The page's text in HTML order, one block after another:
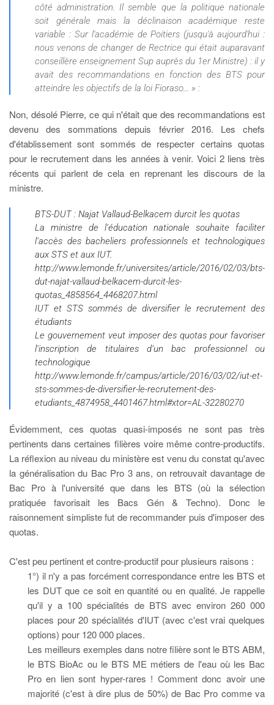
côté administration. Il semble que la politique nationale
soit générale mais la déclinaison académique reste
variable : Sur l'académie de Poitiers (jusqu'à aujourd'hui :
nous venons de changer de Rectrice qui était auparavant
conseillère enseignement Sup auprès du 1er Ministre) : il y
avait des recommandations en fonction des BTS pour
atteindre les objectifs de la loi Fioraso... » :
Non, désolé Pierre, ce qui n'était que des recommandations est
devenu des sommations depuis février 2016. Les chefs
d'établissement sont sommés de respecter certains quotas
pour le recrutement dans les années à venir. Voici 2 liens très
récents qui parlent de cela en reprenant les discours de la
ministre.
BTS-DUT : Najat Vallaud-Belkacem durcit les quotas
La ministre de l’éducation nationale souhaite faciliter
l’accès des bacheliers professionnels et technologiques
aux STS et aux IUT.
http://www.lemonde.fr/universites/article/2016/02/03/bts-
dut-najat-vallaud-belkacem-durcit-les-
quotas_4858564_4468207.html
IUT et STS sommés de diversifier le recrutement des
étudiants
Le gouvernement veut imposer des quotas pour favoriser
l’inscription de titulaires d’un bac professionnel ou
technologique
http://www.lemonde.fr/campus/article/2016/03/02/iut-et-
sts-sommes-de-diversifier-le-recrutement-des-
etudiants_4874958_4401467.html#xtor=AL-32280270
Évidemment, ces quotas quasi-imposés ne sont pas très
pertinents dans certaines filières voire même contre-productifs.
La réflexion au niveau du ministère est venu du constat qu'avec
la généralisation du Bac Pro 3 ans, on retrouvait davantage de
Bac Pro à l'université que dans les BTS (où la sélection
pratiquée favorisait les Bacs Gén & Techno). Donc le
raisonnement simpliste fut de recommander puis d'imposer des
quotas.
C'est peu pertinent et contre-productif pour plusieurs raisons :
1°) il n'y a pas forcément correspondance entre les BTS et
les DUT que ce soit en quantité ou en qualité. Je rappelle
qu'il y a 100 spécialités de BTS avec environ 260 000
places pour 20 spécialités d'IUT (avec c'est vrai quelques
options) pour 120 000 places.
Les meilleurs exemples dans notre filière sont le BTS ABM,
le BTS BioAc ou le BTS ME métiers de l'eau où les Bac
Pro en lien sont hyper-rares ! Comment donc avoir une
majorité (c'est à dire plus de 50%) de Bac Pro comme va